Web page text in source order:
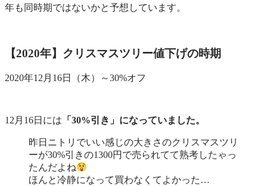
年も同時期ではないかと予想しています。
【2020年】クリスマスツリー値下げの時期
2020年12月16日（木）～30%オフ
12月16日には 「30%引き」になっていました。
昨日ニトリでいい感じの大きさのクリスマスツリ
ーが30%引きの1300円で売られてて熟考したゃっ
たんだよね
ほんと冷静になって買わなくてよかった…